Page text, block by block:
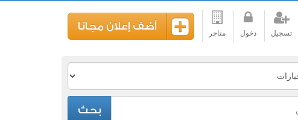
تسجيل دخول متاجر
أضف إعلان مجانا
بحث